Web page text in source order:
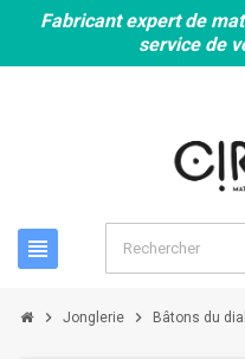
Fabricant expert de
service de
view_headline
chevron_right Jonglerie chevron_right Bâtons du